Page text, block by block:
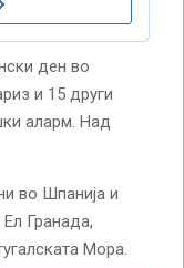
ден во
и 15 други
аларм. Над
во Шпанија и
Гранада,
Мора.